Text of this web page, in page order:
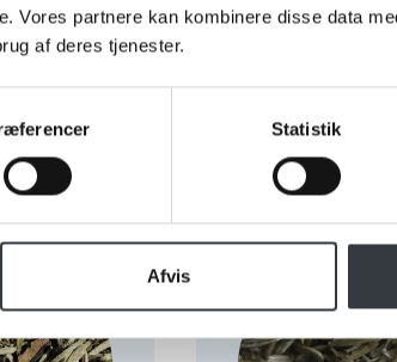
Vores partnere kan kombinere disse data
af deres tjenester.
Statistik
Afvis
1 x 500 g
økologisk Hvid te, China